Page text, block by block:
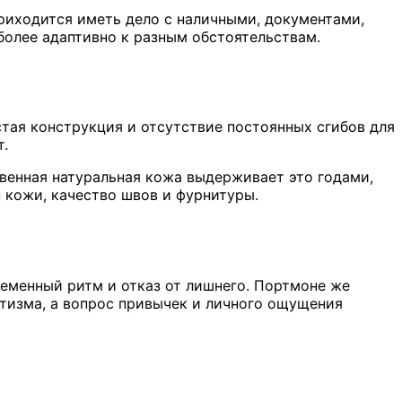
иметь дело с наличными, документами,
адаптивно к разным обстоятельствам.
конструкция и отсутствие постоянных сгибов для
натуральная кожа выдерживает это годами,
качество швов и фурнитуры.
ритм и отказ от лишнего. Портмоне же
а вопрос привычек и личного ощущения